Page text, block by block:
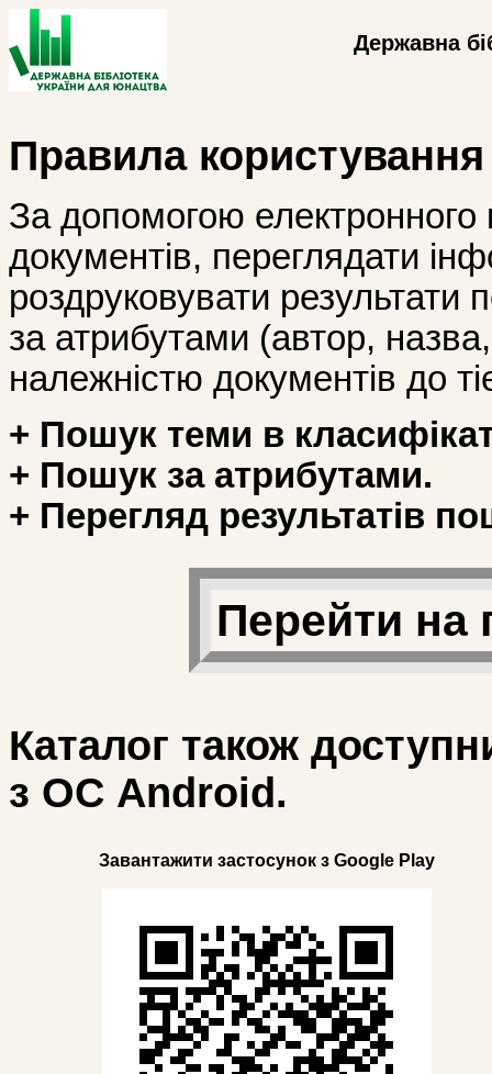
Державна
Правила
За допомогою
документів, переглядати
роздруковувати
за атрибутами (автор, назва,
належністю документів до
+ Пошук теми в
+ Пошук за атрибутами.
+ Перегляд результатів
Перейти на
Каталог також
з ОС Android.
Завантажити застосунок з Google Play